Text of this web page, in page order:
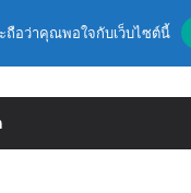
ถือว่าคุณพอใจกับเว็บไซต์นี้